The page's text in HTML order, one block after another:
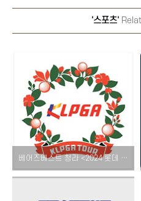
'스포츠'
베어즈베스트 청라 <2024 롯데 오픈> 일정 참가자 명단 우승 상금 중계 티켓 셔틀 정보 소개!